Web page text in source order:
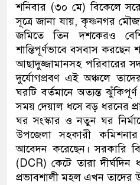
শনিবার (৩০ মে) বিকেলে
সূত্রে জানা যায়, কৃষ্ণনগর
জমিতে তিন দশকেরও
শান্তিপূর্ণভাবে বসবাস
আছাদুজ্জামানসহ পরিবারের
দুর্যোগপ্রবণ এই অঞ্চলে
ঘরটি বর্তমানে অত্যন্ত
সময় দেয়াল ধসে বড় ধরনের
ঘর সংস্কার ও নতুন ঘর
উপজেলা সহকারী
আবেদন করেছেন। সরকারি
(DCR) কেটে তারা
প্রভাবশালী মহল এখন তাদের